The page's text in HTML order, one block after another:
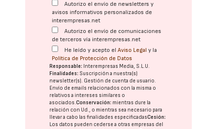
Autorizo el envío de newsletters y
avisos informativos personalizados de
interempresas.net
Autorizo el envío de comunicaciones
de terceros vía interempresas.net
He leído y acepto elAviso Legal y la
Política de Protección de Datos
Responsable: Interempresas Media, S.L.U.
Finalidades: Suscripción a nuestra(s)
newsletter(s). Gestión de cuenta de usuario.
Envío de emails relacionados con la misma o
relativos a intereses similares o
asociados.Conservación: mientras dure la
relación con Ud., o mientras sea necesario para
llevar a cabo las finalidades especificadasCesión:
Los datos pueden cederse a otras empresas del